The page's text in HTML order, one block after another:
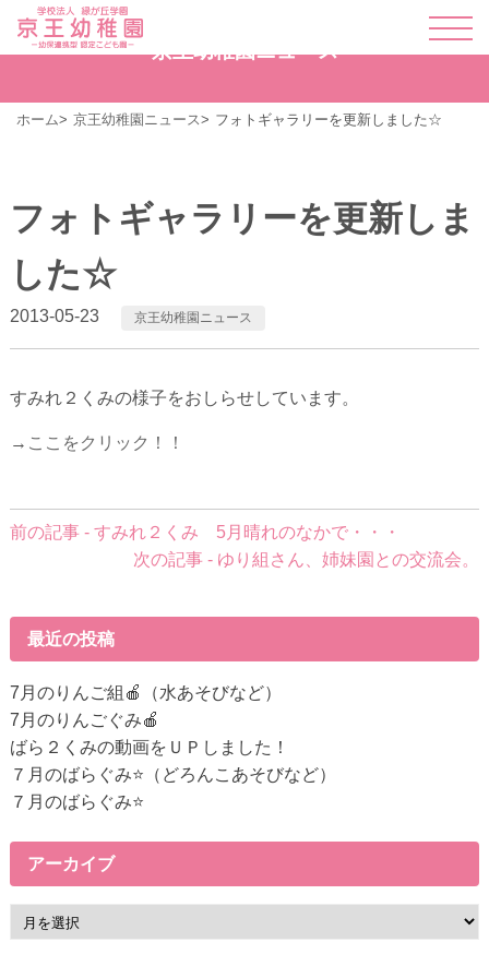
京王幼稚園ニュース
ホーム 京王幼稚園ニュース フォトギャラリーを更新しました☆
フォトギャラリーを更新しま
した☆
2013-05-23 京王幼稚園ニュース
すみれ２くみの様子をおしらせしています。
→ ここをクリック！！
前
へ
の
リ
ン
ク
前の記事 - すみれ２くみ 5月晴れのなかで・・・
次の記事 - ゆり組さん、姉妹園との交流会。
最近の投稿
7月のりんご組🍎（水あそびなど）
7月のりんごぐみ🍎
ばら２くみの動画をＵＰしました！
７月のばらぐみ⭐（どろんこあそびなど）
７月のばらぐみ⭐
アーカイブ
ー